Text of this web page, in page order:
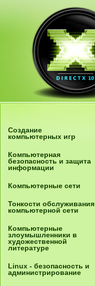
Создание
компьютерных игр
Компьютерная
безопасность и защита
информации
Компьютерные сети
Тонкости обслуживания
компьютерной сети
Компьютерные
злоумышленники в
художественной
литературе
Linux - безопасность и
администрирование